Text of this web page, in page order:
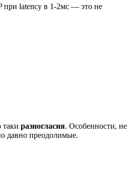
при latency в 1-2мс — это не
таки разногласия. Особенности, не
давно преодолимые.